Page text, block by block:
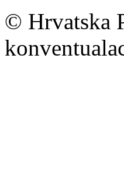
© Hrvatska